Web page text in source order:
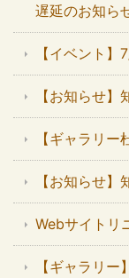
遅延のお知ら
【イベント
【お知らせ
【ギャラリ
【お知らせ
Webサイトリ
【ギャラリ